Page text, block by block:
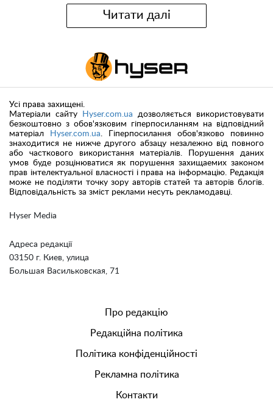
Читати далі
Hyser Media
Адреса редакції
03150 г. Киев, улица
Большая Васильковская, 71
Усі права захищені.
Матеріали сайту
Hyser.com.ua дозволяється використовувати
безкоштовно з обов'язковим гіперпосиланням на відповідний
матеріал
Hyser.com.ua . Гіперпосилання обов'язково повинно
знаходитися не нижче другого абзацу незалежно від повного
або часткового використання матеріалів. Порушення даних
умов буде розцінюватися як порушення захищаемих законом
прав інтелектуальної власності і права на інформацію. Редакція
може не поділяти точку зору авторів статей та авторів блогів.
Відповідальність за зміст реклами несуть рекламодавці.
Про редакцію
Редакційна політика
Політика конфіденційності
Рекламна політика
Контакти